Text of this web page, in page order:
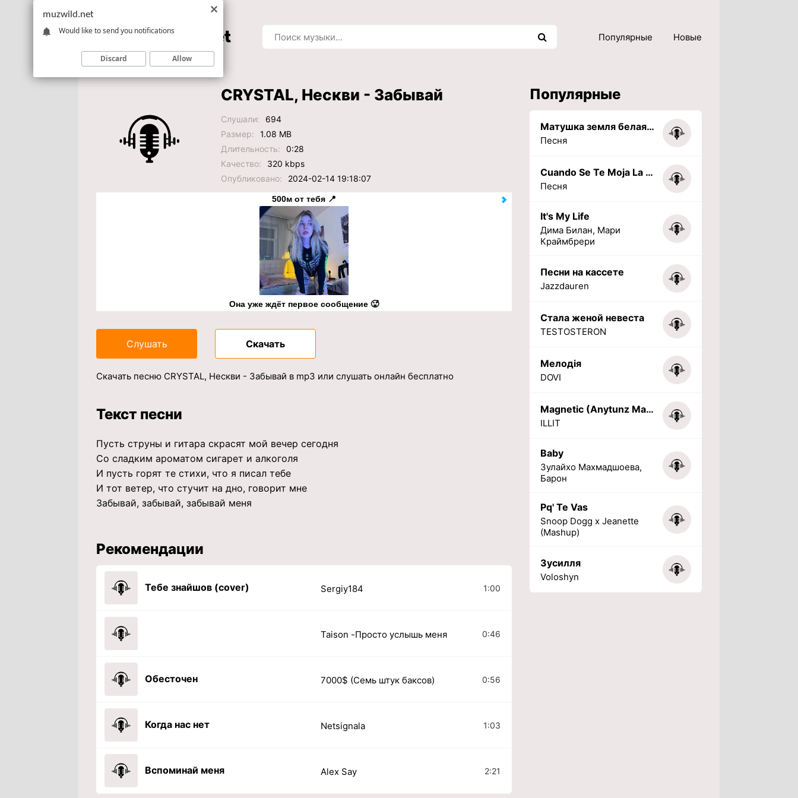
Популярные Новые
CRYSTAL, Нескви - Забывай
Слушали:
694
Размер:
1.08 MB
Длительность:
0:28
Качество:
320 kbps
Опубликовано:
2024-02-14 19:18:07
500м от тебя 📍
Она уже ждёт первое сообщение 🥵
Слушать Скачать
Скачать песню CRYSTAL, Нескви - Забывай в mp3 или слушать онлайн бесплатно
Текст песни
Пусть струны и гитара скрасят мой вечер сегодня
Со сладким ароматом сигарет и алкоголя
И пусть горят те стихи, что я писал тебе
И тот ветер, что стучит на дно, говорит мне
Забывай, забывай, забывай меня
Рекомендации
Тебе знайшов (cover) Sergiy184 1:00
Taison -Просто услышь меня 0:46
Обесточен 7000$ (Семь штук баксов) 0:56
Когда нас нет Netsignala 1:03
Вспоминай меня Alex Say 2:21
Популярные
Матушка земля белая березонька
Песня
Cuando Se Te Moja La Tarea (PHONK) (Slowed + Reverbed)
Песня
It's My Life
Дима Билан, Мари
Краймбрери
Песни на кассете
Jazzdauren
Стала женой невеста
TESTOSTERON
Мелодія
DOVI
Magnetic (Anytunz Marimba Ringtone)
ILLIT
Baby
Зулайхо Махмадшоева,
Барон
Pq' Te Vas
Snoop Dogg x Jeanette
(Mashup)
Зусилля
Voloshyn
muzwild.net
Would like to send you notifications
Discard Allow